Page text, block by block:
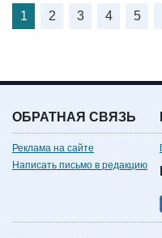
1 2 3 4 5
ОБРАТНАЯ СВЯЗЬ
Реклама на сайте
Написать письмо в редакцию